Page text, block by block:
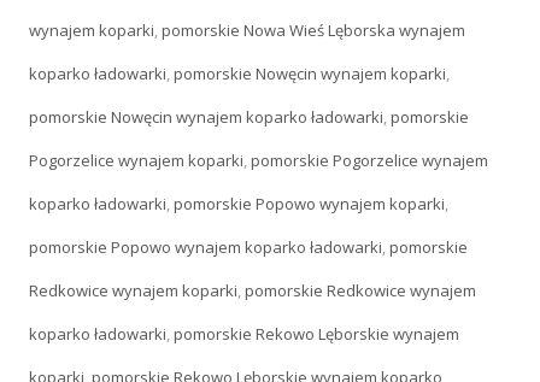
wynajem koparki,pomorskie Nowa Wieś Lęborska wynajem
koparko ładowarki,pomorskie Nowęcin wynajem koparki,
pomorskie Nowęcin wynajem koparko ładowarki,pomorskie
Pogorzelice wynajem koparki,pomorskie Pogorzelice wynajem
koparko ładowarki,pomorskie Popowo wynajem koparki,
pomorskie Popowo wynajem koparko ładowarki,pomorskie
Redkowice wynajem koparki,pomorskie Redkowice wynajem
koparko ładowarki,pomorskie Rekowo Lęborskie wynajem